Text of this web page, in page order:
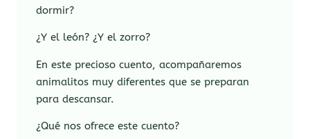
dormir?
¿Y el león? ¿Y el zorro?
En este precioso cuento, acompañaremos
animalitos muy diferentes que se preparan
para descansar.
¿Qué nos ofrece este cuento?